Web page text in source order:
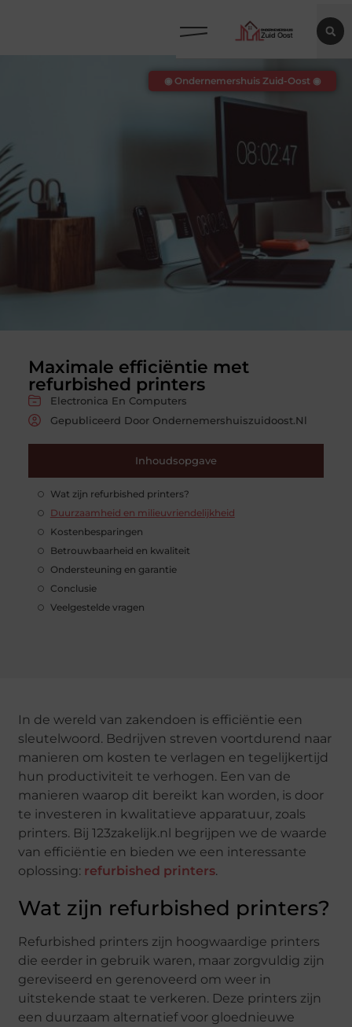
Maximale efficiëntie met
refurbished printers
Electronica En Computers
Gepubliceerd Door Ondernemershuiszuidoost.nl
Inhoudsopgave
Wat zijn refurbished printers?
Duurzaamheid en milieuvriendelijkheid
Kostenbesparingen
Betrouwbaarheid en kwaliteit
Ondersteuning en garantie
Conclusie
Veelgestelde vragen
◉ Ondernemershuis Zuid-Oost ◉
In de wereld van zakendoen is efficiëntie een
sleutelwoord. Bedrijven streven voortdurend naar
manieren om kosten te verlagen en tegelijkertijd
hun productiviteit te verhogen. Een van de
manieren waarop dit bereikt kan worden, is door
te investeren in kwalitatieve apparatuur, zoals
printers. Bij 123zakelijk.nl begrijpen we de waarde
van efficiëntie en bieden we een interessante
oplossing: refurbished printers.
Wat zijn refurbished printers?
Refurbished printers zijn hoogwaardige printers
die eerder in gebruik waren, maar zorgvuldig zijn
gereviseerd en gerenoveerd om weer in
uitstekende staat te verkeren. Deze printers zijn
een duurzaam alternatief voor gloednieuwe